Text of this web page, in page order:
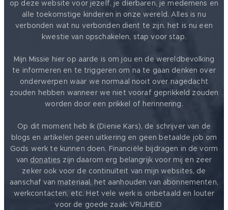
op deze website voor jezelf, je dierbaren, je medemens en
alle toekomstige kinderen in onze wereld. Alles is nu
verbonden wat nu verbonden dient te zijn. het is nu een
kwestie van opschakelen, stap voor stap.
Mijn Missie hier op aarde is om jou en de wereldbevolking
te informeren en te triggeren om na te gaan denken over
onderwerpen waar we normaal nooit over nagedacht
zouden hebben wanneer we niet vooraf geprikkeld zouden
worden door een prikkel of herinnering.
Op dit moment heb Ik (Dienie Kars), de schrijver van de
blogs en artikelen geen uitkering en geen betaalde job om
Gods werk te kunnen doen. Financiële bijdragen in de vorm
van donaties zijn daarom erg belangrijk voor mij en zeer
zeker ook voor de continuïteit van mijn websites, de
aanschaf van materiaal, het aanhouden van abonnementen,
werkcontacten, etc. Het vele werk is onbetaald en louter
voor de goede zaak: VRIJHEID ❤️